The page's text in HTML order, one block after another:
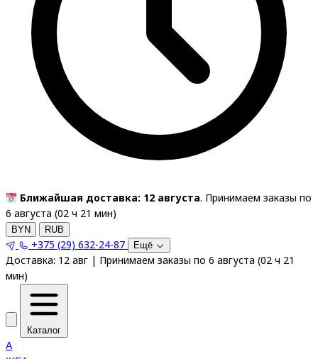
Ближайшая доставка: 12 августа. Принимаем заказы по
6 августа (02 ч 20 мин)
BYN RUB
+375 (29) 632-24-87 Ещё
Доставка: 12 авг | Принимаем заказы по 6 августа (02 ч 20
мин)
Каталог
A